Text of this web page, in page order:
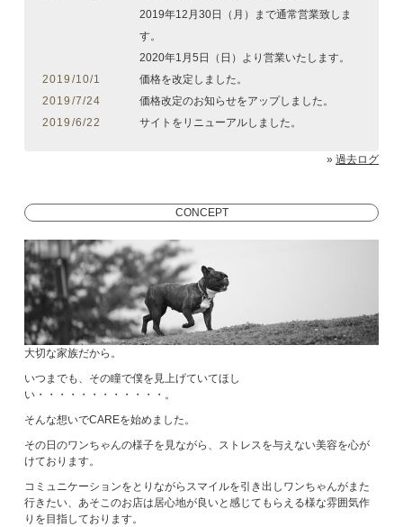
2019年12月30日（月）まで通常営業致しま
す。
2020年1月5日（日）より営業いたします。
2019/10/1
価格を改定しました。
2019/7/24
価格改定のお知らせをアップしました。
2019/6/22
サイトをリニューアルしました。
»過去ログ
CONCEPT
大切な家族だから。
いつまでも、その瞳で僕を見上げていてほし
い・・・・・・・・・・・・。
そんな想いでCAREを始めました。
その日のワンちゃんの様子を見ながら、ストレスを与えない美容を心が
けております。
コミュニケーションをとりながらスマイルを引き出しワンちゃんがまた
行きたい、あそこのお店は居心地が良いと感じてもらえる様な雰囲気作
りを目指しております。